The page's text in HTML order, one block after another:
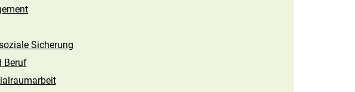
Sicherung
Beruf